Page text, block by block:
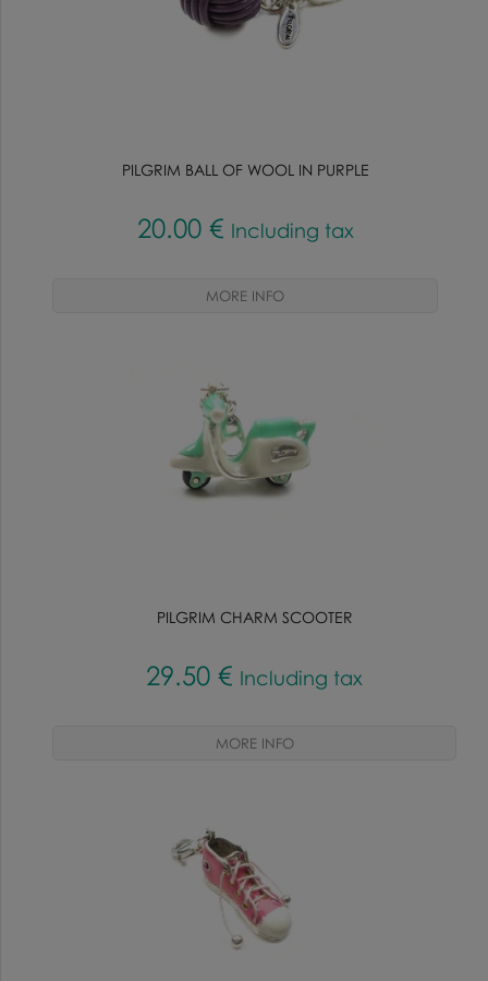
PILGRIM BALL OF WOOL IN PURPLE
20.00 € Including tax
PILGRIM CHARM SCOOTER
29.50 € Including tax